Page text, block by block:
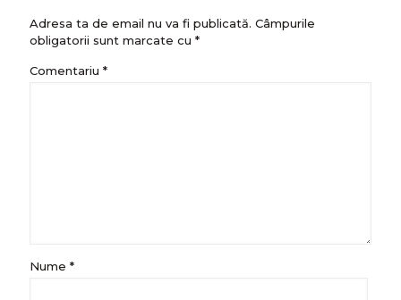
Adresa ta de email nu va fi publicată. Câmpurile
obligatorii sunt marcate cu *
Comentariu *
Nume *